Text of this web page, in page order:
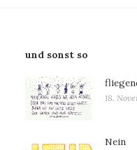
und sonst so
18.
Nein